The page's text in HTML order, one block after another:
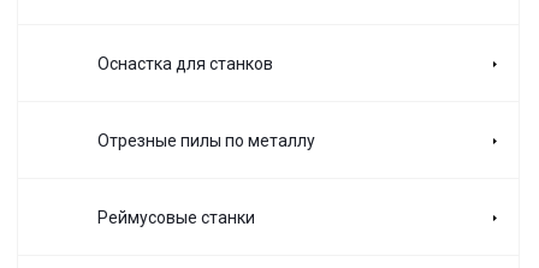
Оснастка для станков
Отрезные пилы по металлу
Реймусовые станки